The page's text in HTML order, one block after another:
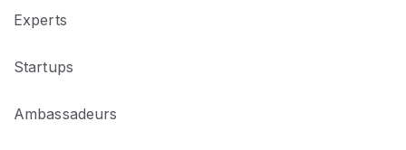
Experts
Startups
Ambassadeurs